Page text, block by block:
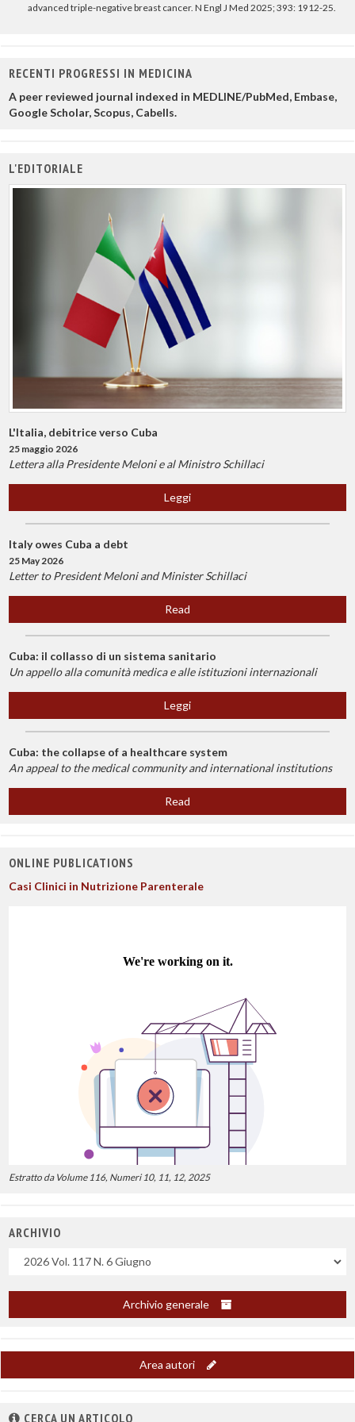
advanced triple-negative breast cancer. N Engl J Med 2025; 393: 1912-25.
RECENTI PROGRESSI IN MEDICINA
A peer reviewed journal indexed in MEDLINE/PubMed, Embase,
Google Scholar, Scopus, Cabells.
L'EDITORIALE
L'Italia, debitrice verso Cuba
25 maggio 2026
Lettera alla Presidente Meloni e al Ministro Schillaci
Leggi
Italy owes Cuba a debt
25 May 2026
Letter to President Meloni and Minister Schillaci
Read
Cuba: il collasso di un sistema sanitario
Un appello alla comunità medica e alle istituzioni internazionali
Leggi
Cuba: the collapse of a healthcare system
An appeal to the medical community and international institutions
Read
ONLINE PUBLICATIONS
Casi Clinici in Nutrizione Parenterale
Estratto da Volume 116, Numeri 10, 11, 12, 2025
ARCHIVIO
Uscite
Archivio generale
Area autori
CERCA UN ARTICOLO